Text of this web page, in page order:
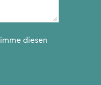
diesen